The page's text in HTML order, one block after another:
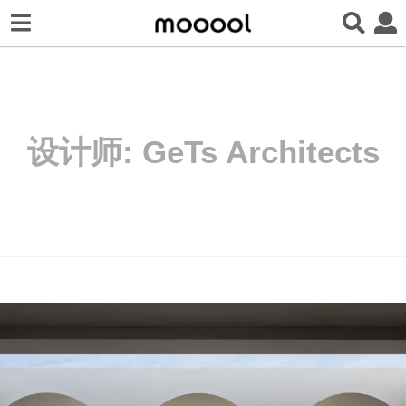
设计师: GeTs Architects